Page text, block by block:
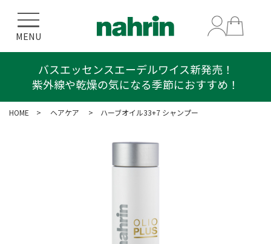
MENU
バスエッセンスエーデルワイス新発売！
紫外線や乾燥の気になる季節におすすめ！
プレゼントキャンペーン！
ボディスクラブ エーデルワイス 50g
HOME > ヘアケア > ハーブオイル33+7 シャンプー